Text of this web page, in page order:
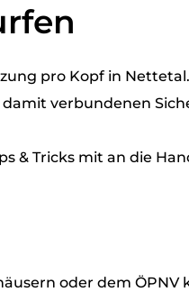
pro Kopf in
verbundenen
& Tricks mit an die
oder dem ÖPNV